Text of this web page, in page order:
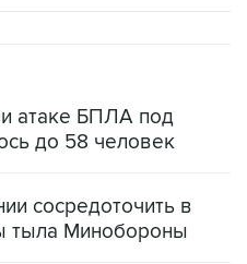
атаке БПЛА под
до 58 человек
сосредоточить в
тыла Минобороны